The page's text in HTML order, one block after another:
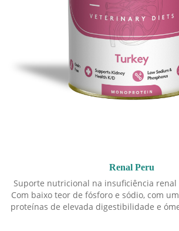
Renal Peru
Suporte nutricional na insuficiência renal
Com baixo teor de fósforo e sódio, com
proteínas de elevada digestibilidade e